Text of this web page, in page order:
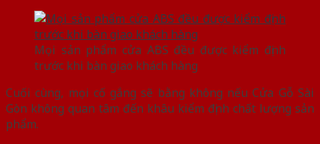
Mọi sản phẩm cửa ABS đều được kiểm định
trước khi bàn giao khách hàng
Cuối cùng, mọi cố gắng sẽ bằng không nếu Cửa Gỗ Sài
Gòn không quan tâm đến khâu kiểm định chất lượng sản
phẩm.